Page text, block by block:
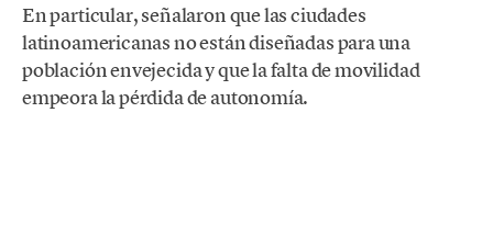
En particular, señalaron que las ciudades
latinoamericanas no están diseñadas para una
población envejecida y que la falta de movilidad
empeora la pérdida de autonomía.